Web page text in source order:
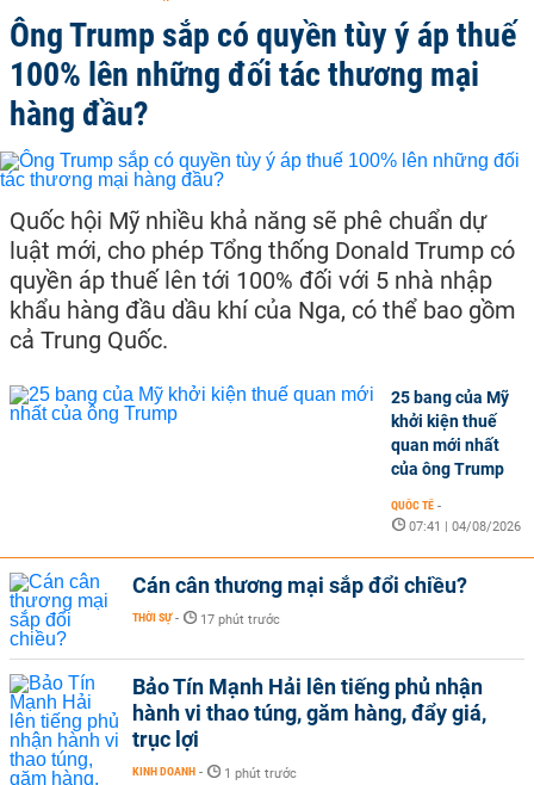
Ông Trump sắp có quyền tùy ý áp thuế
100% lên những đối tác thương mại
hàng đầu?
Quốc hội Mỹ nhiều khả năng sẽ phê chuẩn dự
luật mới, cho phép Tổng thống Donald Trump có
quyền áp thuế lên tới 100% đối với 5 nhà nhập
khẩu hàng đầu dầu khí của Nga, có thể bao gồm
cả Trung Quốc.
25 bang của Mỹ
khởi kiện thuế
quan mới nhất
của ông Trump
QUỐC TẾ -
07:41 | 04/08/2026
Cán cân thương mại sắp đổi chiều?
THỜI SỰ - 17 phút trước
Bảo Tín Mạnh Hải lên tiếng phủ nhận
hành vi thao túng, găm hàng, đẩy giá,
trục lợi
KINH DOANH - 1 phút trước